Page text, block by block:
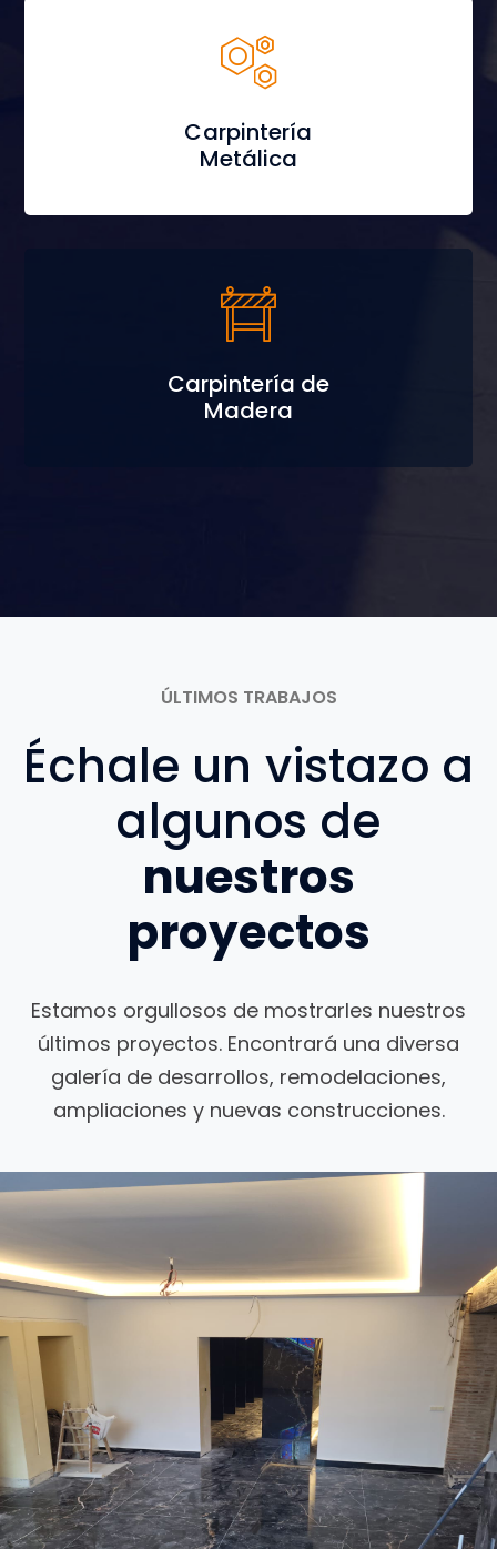
Carpintería
Metálica
Carpintería de
Madera
ÚLTIMOS TRABAJOS
Échale un vistazo a
algunos de
nuestros
proyectos
Estamos orgullosos de mostrarles nuestros
últimos proyectos. Encontrará una diversa
galería de desarrollos, remodelaciones,
ampliaciones y nuevas construcciones.